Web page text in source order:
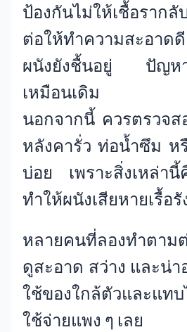
ป้องกันไม่ให้เชื้อราก
ต่อให้ทำความสะอา
ผนังยังชื้นอยู่ ปัญหา
เหมือนเดิม
นอกจากนี้ ควรตรวจส
หลังคารั่ว ท่อน้ำซึม ห
บ่อย เพราะสิ่งเหล่านี้
ทำให้ผนังเสียหายเรื้อรั
หลายคนที่ลองทำตาม
ดูสะอาด สว่าง และน่
ใช้ของใกล้ตัวและแทบ
ใช้จ่ายแพง ๆ เลย